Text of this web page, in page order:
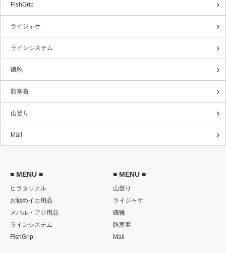
FishGrip
ライジャケ
ラインシステム
磯靴
防寒着
山登り
Mail
■ MENU ■
ヒラタックル
お勧めイカ用品
メバル・アジ用品
ラインシステム
FishGrip
■ MENU ■
山登り
ライジャケ
磯靴
防寒着
Mail